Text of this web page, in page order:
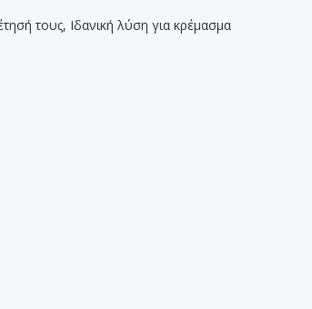
τους, Ιδανική λύση για κρέμασμα